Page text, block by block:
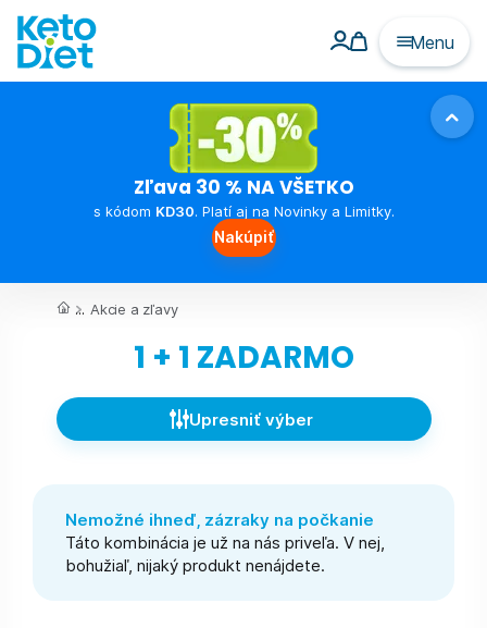
Menu
Zľava 30 % NA VŠETKO
s kódom KD30. Platí aj na Novinky a Limitky.
Nakúpiť
... Akcie a zľavy
1 + 1 ZADARMO
Upresniť výber
Nemožné ihneď, zázraky na počkanie
Táto kombinácia je už na nás priveľa. V nej,
bohužiaľ, nijaký produkt nenájdete.